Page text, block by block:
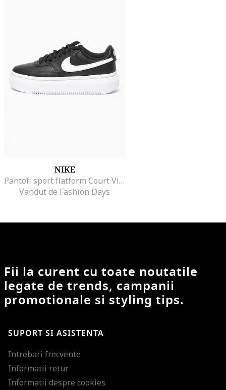
NIKE
Pantofi sport flatform Court Vision Alta din piele si piele ecologica, Alb/Negru
Vandut de Fashion Days
Fii la curent cu toate noutatile
legate de trends, campanii
promotionale si styling tips.
SUPORT SI ASISTENTA
Intrebari frecvente
Informatii retur
Informatii despre cookies